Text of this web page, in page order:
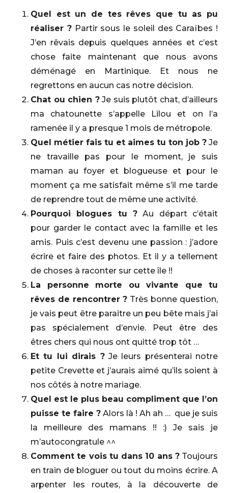
Quel est un de tes rêves que tu as pu
réaliser ?Partir sous le soleil des Caraïbes !
J’en rêvais depuis quelques années et c’est
chose faite maintenant que nous avons
déménagé en Martinique. Et nous ne
regrettons en aucun cas notre décision.
Chat ou chien ?Je suis plutôt chat, d’ailleurs
ma chatounette s’appelle Lilou et on l’a
ramenée il y a presque 1 mois de métropole.
Quel métier fais tu et aimes tu ton job ? Je
ne travaille pas pour le moment, je suis
maman au foyer et blogueuse et pour le
moment ça me satisfait même s’il me tarde
de reprendre tout de même une activité.
Pourquoi blogues tu ? Au départ c’était
pour garder le contact avec la famille et les
amis. Puis c’est devenu une passion : j’adore
écrire et faire des photos. Et il y a tellement
de choses à raconter sur cette île !!
La personne morte ou vivante que tu
rêves de rencontrer ? Très bonne question,
je vais peut être paraitre un peu bête mais j’ai
pas spécialement d’envie. Peut être des
êtres chers qui nous ont quitté trop tôt …
Et tu lui dirais ?Je leurs présenterai notre
petite Crevette et j’aurais aimé qu’ils soient à
nos côtés à notre mariage.
Quel est le plus beau compliment que l’on
puisse te faire ? Alors là ! Ah ah … que je suis
la meilleure des mamans !! :) Je sais je
m’autocongratule ^^
Comment te vois tu dans 10 ans ?Toujours
en train de bloguer ou tout du moins écrire. A
arpenter les routes, à la découverte de